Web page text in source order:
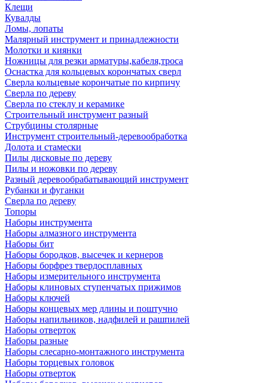
Клещи
Кувалды
Ломы, лопаты
Малярный инструмент и принадлежности
Молотки и киянки
Ножницы для резки арматуры,кабеля,троса
Оснастка для кольцевых корончатых сверл
Сверла кольцевые корончатые по кирпичу
Сверла по дереву
Сверла по стеклу и керамике
Строительный инструмент разный
Струбцины столярные
Инструмент строительный-деревообработка
Долота и стамески
Пилы дисковые по дереву
Пилы и ножовки по дереву
Разный деревообрабатывающий инструмент
Рубанки и фуганки
Сверла по дереву
Топоры
Наборы инструмента
Наборы алмазного инструмента
Наборы бит
Наборы бородков, высечек и кернеров
Наборы борфрез твердосплавных
Наборы измерительного инструмента
Наборы клиновых ступенчатых прижимов
Наборы ключей
Наборы концевых мер длины и поштучно
Наборы напильников, надфилей и рашпилей
Наборы отверток
Наборы разные
Наборы слесарно-монтажного инструмента
Наборы торцевых головок
Наборы отверток